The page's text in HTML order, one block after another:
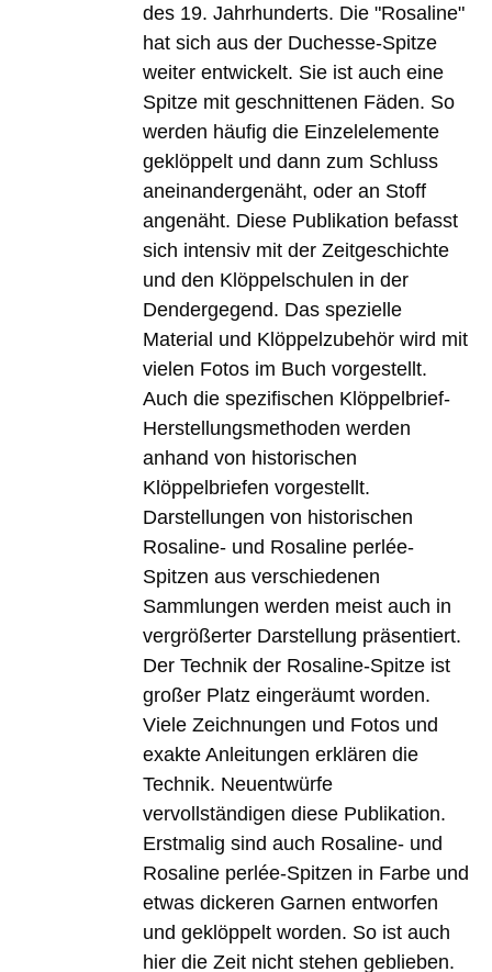
des 19. Jahrhunderts. Die "Rosaline"
hat sich aus der Duchesse-Spitze
weiter entwickelt. Sie ist auch eine
Spitze mit geschnittenen Fäden. So
werden häufig die Einzelelemente
geklöppelt und dann zum Schluss
aneinandergenäht, oder an Stoff
angenäht. Diese Publikation befasst
sich intensiv mit der Zeitgeschichte
und den Klöppelschulen in der
Dendergegend. Das spezielle
Material und Klöppelzubehör wird mit
vielen Fotos im Buch vorgestellt.
Auch die spezifischen Klöppelbrief-
Herstellungsmethoden werden
anhand von historischen
Klöppelbriefen vorgestellt.
Darstellungen von historischen
Rosaline- und Rosaline perlée-
Spitzen aus verschiedenen
Sammlungen werden meist auch in
vergrößerter Darstellung präsentiert.
Der Technik der Rosaline-Spitze ist
großer Platz eingeräumt worden.
Viele Zeichnungen und Fotos und
exakte Anleitungen erklären die
Technik. Neuentwürfe
vervollständigen diese Publikation.
Erstmalig sind auch Rosaline- und
Rosaline perlée-Spitzen in Farbe und
etwas dickeren Garnen entworfen
und geklöppelt worden. So ist auch
hier die Zeit nicht stehen geblieben.